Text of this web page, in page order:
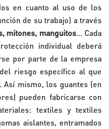
en cuanto al uso de los
de su trabajo) a través
mitones, manguitos… Cada
individual deberá
por parte de la empresa
riesgo específico al que
Así mismo, los guantes (en
pueden fabricarse con
textiles y textiles
aislantes, entramados